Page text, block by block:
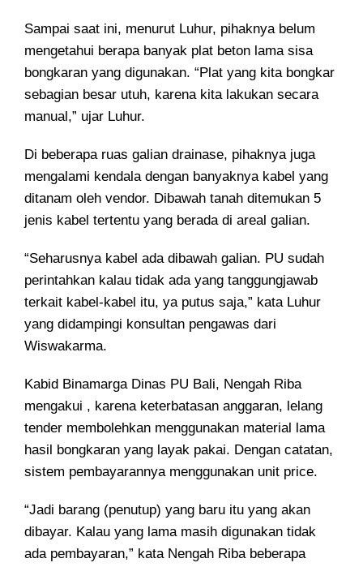
Sampai saat ini, menurut Luhur, pihaknya belum
mengetahui berapa banyak plat beton lama sisa
bongkaran yang digunakan. “Plat yang kita bongkar
sebagian besar utuh, karena kita lakukan secara
manual,” ujar Luhur.
Di beberapa ruas galian drainase, pihaknya juga
mengalami kendala dengan banyaknya kabel yang
ditanam oleh vendor. Dibawah tanah ditemukan 5
jenis kabel tertentu yang berada di areal galian.
“Seharusnya kabel ada dibawah galian. PU sudah
perintahkan kalau tidak ada yang tanggungjawab
terkait kabel-kabel itu, ya putus saja,” kata Luhur
yang didampingi konsultan pengawas dari
Wiswakarma.
Kabid Binamarga Dinas PU Bali, Nengah Riba
mengakui , karena keterbatasan anggaran, lelang
tender membolehkan menggunakan material lama
hasil bongkaran yang layak pakai. Dengan catatan,
sistem pembayarannya menggunakan unit price.
“Jadi barang (penutup) yang baru itu yang akan
dibayar. Kalau yang lama masih digunakan tidak
ada pembayaran,” kata Nengah Riba beberapa